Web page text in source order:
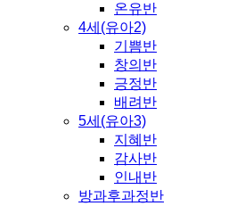
온유반
4세(유아2)
기쁨반
창의반
긍정반
배려반
5세(유아3)
지혜반
감사반
인내반
방과후과정반